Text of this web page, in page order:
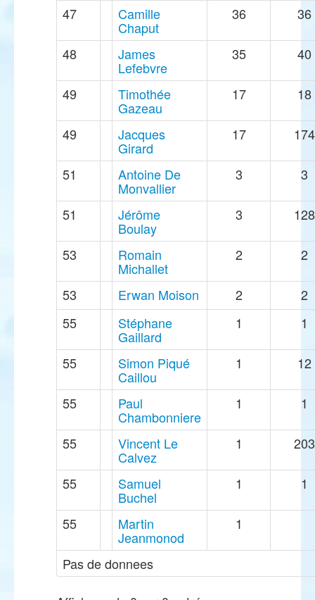
47
Camille
Chaput
36 36
48 James
Lefebvre
35 40
49 Timothée
Gazeau
17 18
49 Jacques
Girard
17 174
51 Antoine De
Monvallier
3 3
51 Jérôme
Boulay
3 128
53 Romain
Michallet
2 2
53 Erwan Moison 2
2
55
Stéphane
Gaillard
1 1
55 Simon Piqué
Caillou
1 12
55 Paul
Chambonniere
1 1
55 Vincent Le
Calvez
1 203
55 Samuel
Buchel
1 1
55 Martin
Jeanmonod
1
Pas de donnees